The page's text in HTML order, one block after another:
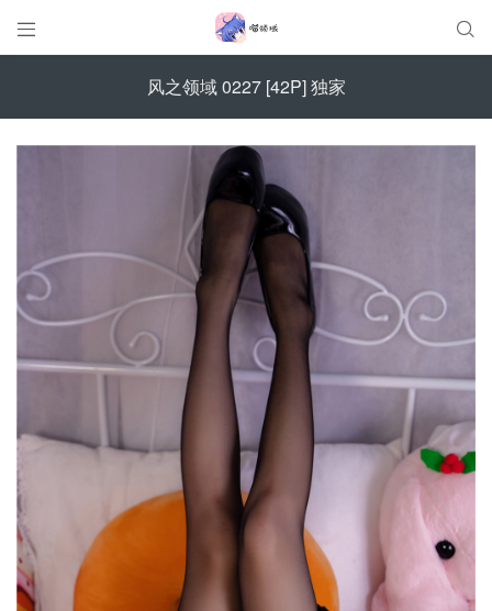
 
风之领域 0227 [42P] 独家